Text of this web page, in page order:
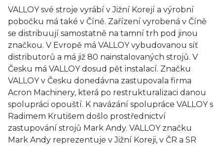
VALLOY své stroje vyrábí v Jižní Korejí a výrobní
pobočku má také v Číně. Zařízení vyrobená v Číně
se distribuují samostatně na tamní trh pod jinou
značkou. V Evropě má VALLOY vybudovanou síť
distributorů a má již 80 nainstalovaných strojů. V
Česku má VALLOY dosud pět instalací. Značku
VALLOY v Česku donedávna zastupovala firma
Acron Machinery, která po restrukturalizaci danou
spolupráci opouští. K navázání spolupráce VALLOY s
Radimem Krutišem došlo prostřednictví
zastupování strojů Mark Andy. VALLOY značku
Mark Andy reprezentuje v Jižní Koreji, v ČR a SR